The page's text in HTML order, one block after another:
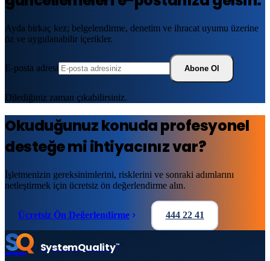
Ayda birkaç kez; belgelendirme, denetim ve ihracat uyumu üzerine
öz ve uygulanabilir içerikler.
E-posta adresi Abone Ol
Dilediğiniz zaman çıkabilirsiniz.
Okuduğunuz konuda profesyonel
desteğe mi ihtiyacınız var?
İşletmenizin gereksinimlerini, risklerini ve sonraki adımlarını
netleştirmek için ücretsiz ön değerlendirme alın.
Ücretsiz Ön Değerlendirme 444 22 41
SQ SystemQuality™